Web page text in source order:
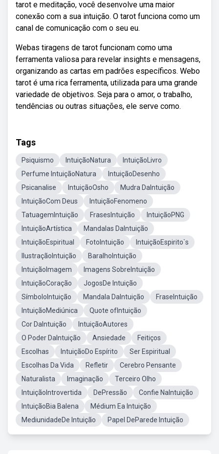
tarot e meditação, você desenvolve uma maior
conexão com a sua intuição. O tarot funciona como um
canal de comunicação com o seu eu.
Webas tiragens de tarot funcionam como uma
ferramenta valiosa para revelar insights e mensagens,
organizando as cartas em padrões específicos. Webo
tarot é uma rica ferramenta, utilizada para uma grande
variedade de objetivos. Seja para o amor, o trabalho,
tendências ou outras situações, ele serve como.
Tags
Psiquismo IntuiçãoNatura
IntuiçãoLivro
Perfume IntuiçãoNatura
IntuiçãoDesenho
Psicanalise
IntuiçãoOsho
Mudra DaIntuição
IntuiçãoCom Deus
IntuiçãoFenomeno
TatuagemIntuição
FrasesIntuição
IntuiçãoPNG
IntuiçãoArtística
Mandalas DaIntuição
IntuiçãoEspiritual
FotoIntuição
IntuiçãoEspirito`s
IlustraçãoIntuição
BaralhoIntuição
IntuiçãoImagem
Imagens SobreIntuição
IntuiçãoCoração
JogosDe Intuição
SímboloIntuição
Mandala DaIntuição
FraseIntuição
IntuiçãoMediúnica
Quote ofIntuição
Cor DaIntuição
IntuiçãoAutores
O Poder DaIntuição
Ansiedade
Feitiços
Escolhas
IntuiçãoDo Espírito
Ser Espiritual
Escolhas Da Vida
Refletir
Cerebro Pensante
Naturalista
Imaginação
Terceiro Olho
IntuiçãoIntrovertida
DePressão
Confie NaIntuição
IntuiçãoBia Balena
Médium Ea Intuição
MediunidadeDe Intuição
Papel DeParede Intuição